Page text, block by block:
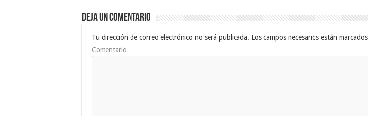
Deja un comentario
Tu dirección de correo electrónico no será publicada. Los campos necesarios están marcados
Comentario